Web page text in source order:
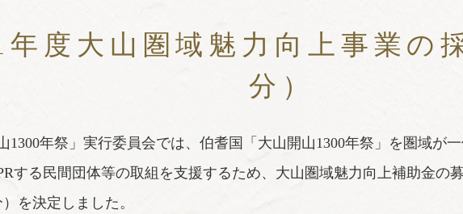
年度大山圏域魅力向上事業の
分）
1300年祭」実行委員会では、伯耆国「大山開山1300年祭」を圏域が
する民間団体等の取組を支援するため、大山圏域魅力向上補助金の
を決定しました。